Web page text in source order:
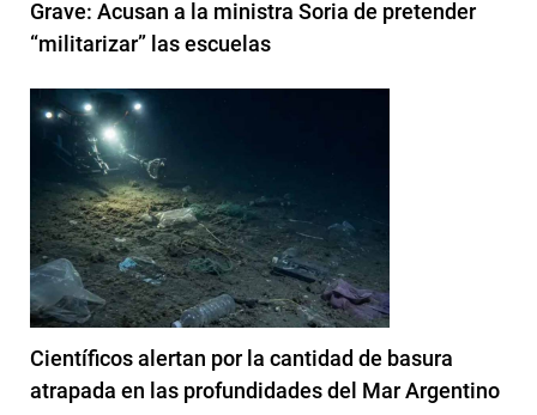
Grave: Acusan a la ministra Soria de pretender
“militarizar” las escuelas
Científicos alertan por la cantidad de basura
atrapada en las profundidades del Mar Argentino